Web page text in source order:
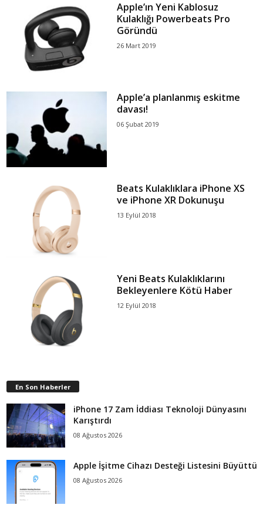
Apple’ın Yeni Kablosuz
Kulaklığı Powerbeats Pro
Göründü
26 Mart 2019
Apple’a planlanmış eskitme
davası!
06 Şubat 2019
Beats Kulaklıklara iPhone XS
ve iPhone XR Dokunuşu
13 Eylül 2018
Yeni Beats Kulaklıklarını
Bekleyenlere Kötü Haber
12 Eylül 2018
En Son Haberler
iPhone 17 Zam İddiası Teknoloji Dünyasını
Karıştırdı
08 Ağustos 2026
Apple İşitme Cihazı Desteği Listesini Büyüttü
08 Ağustos 2026